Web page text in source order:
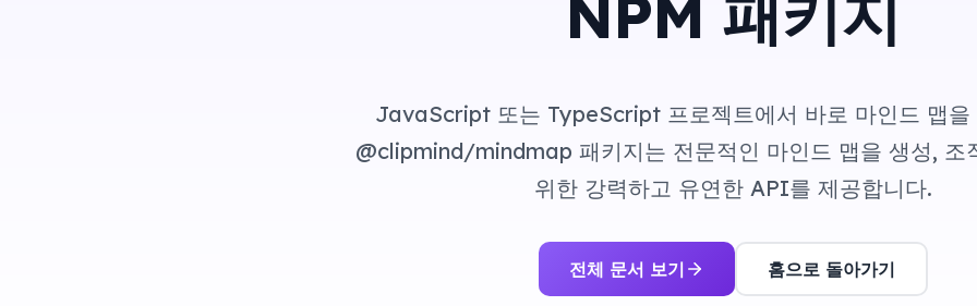
JavaScript 또는 TypeScript 프로젝트에서 바로 마인드 맵을
@clipmind/mindmap 패키지는 전문적인 마인드 맵을 생성, 조
위한 강력하고 유연한 API를 제공합니다.
전체 문서 보기 홈으로 돌아가기